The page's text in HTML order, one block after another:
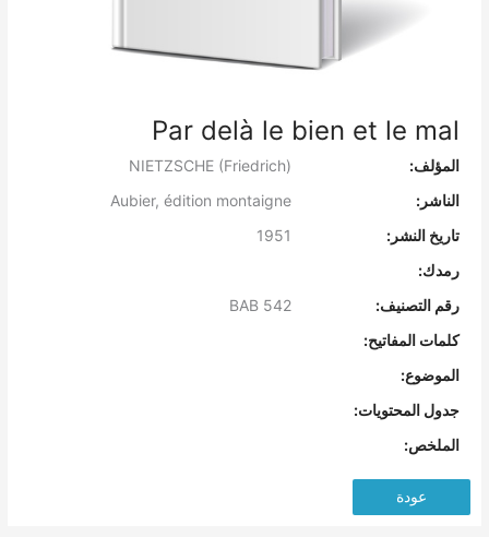
Par delà le bien et le mal
المؤلف:
الناشر:
Aubier, édition montaigne
تاريخ النشر:
رمدك:
رقم التصنيف:
BAB 542
كلمات المفاتيح:
الموضوع:
جدول المحتويات:
الملخص:
عودة